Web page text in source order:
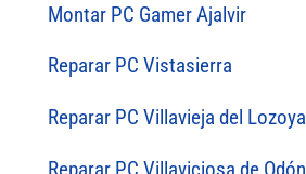
Montar PC Gamer Ajalvir
Reparar PC Vistasierra
Reparar PC Villavieja del Lozoya
Reparar PC Villaviciosa de Odón